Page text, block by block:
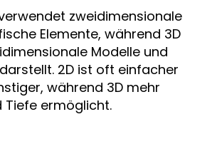
zweidimensionale
Elemente, während 3D
Modelle und
2D ist oft einfacher
während 3D mehr
Tiefe ermöglicht.